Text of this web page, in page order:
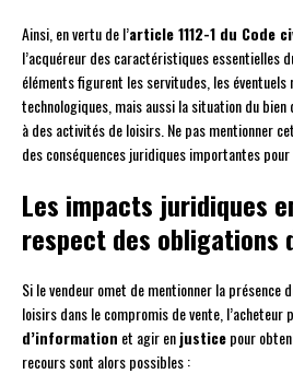
Ainsi, en vertu de l’article 1112-1 du Code
l’acquéreur des caractéristiques essentielles
éléments figurent les servitudes, les éventuels
technologiques, mais aussi la situation du bien
à des activités de loisirs. Ne pas mentionner
des conséquences juridiques importantes pour
Les impacts juridiques
respect des obligations
Si le vendeur omet de mentionner la présence
loisirs dans le compromis de vente, l’acheteur
d’information et agir enjusticepour
recours sont alors possibles :